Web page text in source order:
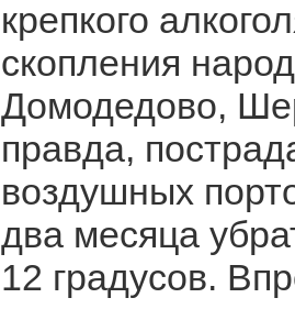
крепкого
скопления
Домодедово,
правда,
воздушных
два месяца
12 градусов.